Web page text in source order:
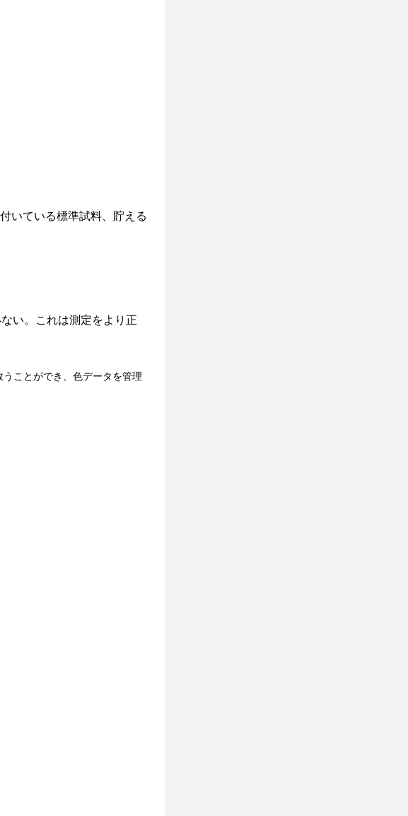
いている標準試料、貯える
い。これは測定をより正
ことができ、色データを管理